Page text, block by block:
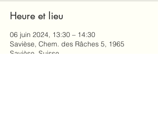
Heure et lieu
06 juin 2024, 13:30 – 14:30
Savièse, Chem. des Râches 5, 1965
Savièse, Suisse